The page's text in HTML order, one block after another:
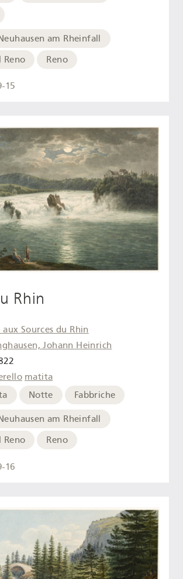
am Rheinfall
Reno
Reno
15
Rhin
aux Sources du Rhin
Johann Heinrich
matita
Notte Fabbriche
am Rheinfall
Reno
Reno
16